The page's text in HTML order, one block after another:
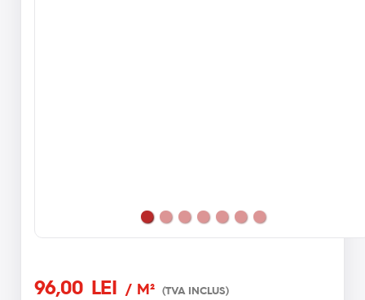
96,00 LEI / M² (TVA INCLUS)